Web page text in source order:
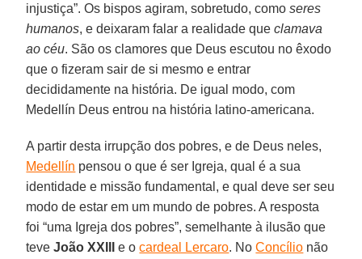
injustiça”. Os bispos agiram, sobretudo, comoseres
humanos, e deixaram falar a realidade queclamava
ao céu. São os clamores que Deus escutou no êxodo
que o fizeram sair de si mesmo e entrar
decididamente na história. De igual modo, com
Medellín Deus entrou na história latino-americana.
A partir desta irrupção dos pobres, e de Deus neles,
Medellín pensou o que é ser Igreja, qual é a sua
identidade e missão fundamental, e qual deve ser seu
modo de estar em um mundo de pobres. A resposta
foi “uma Igreja dos pobres”, semelhante à ilusão que
teveJoão XXIII e ocardeal Lercaro. NoConcílio não